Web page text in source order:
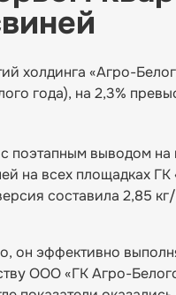
холдинга «Агро-
года), на 2,3%
поэтапным выводом
на всех площадках
составила 2,85
он эффективно
ООО «ГК Агро-